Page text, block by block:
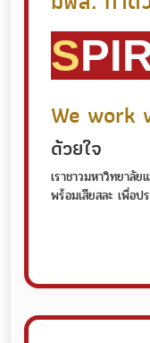
S
We work
ด้วยใจ
เราชาวมหาวิทยาลั
พร้อมเสียสละ เพื่อป